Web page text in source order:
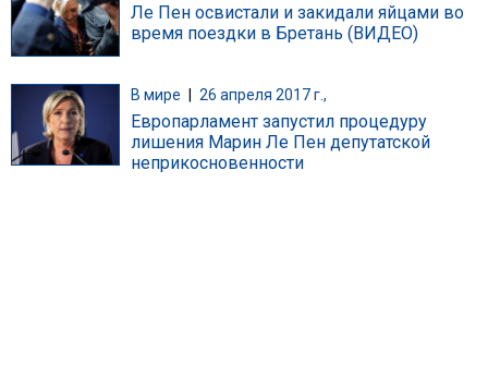
Ле Пен освистали и закидали яйцами во
время поездки в Бретань (ВИДЕО)
В мире 26 апреля 2017 г.,
Европарламент запустил процедуру
лишения Марин Ле Пен депутатской
неприкосновенности